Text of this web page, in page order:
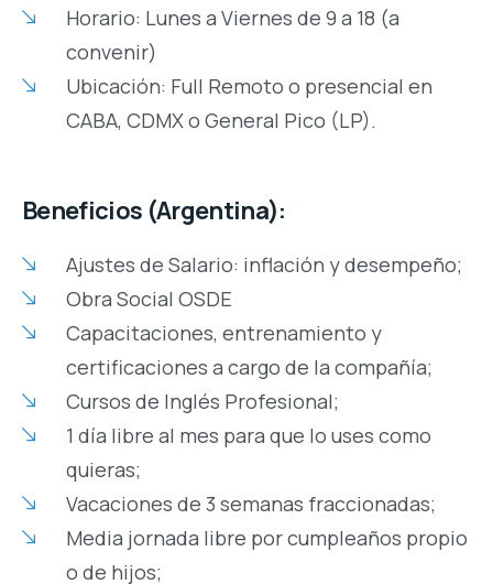
Horario: Lunes a Viernes de 9 a 18 (a
convenir)
Ubicación: Full Remoto o presencial en
CABA, CDMX o General Pico (LP).
Beneficios (Argentina):
Ajustes de Salario: inflación y desempeño;
Obra Social OSDE
Capacitaciones, entrenamiento y
certificaciones a cargo de la compañía;
Cursos de Inglés Profesional;
1 día libre al mes para que lo uses como
quieras;
Vacaciones de 3 semanas fraccionadas;
Media jornada libre por cumpleaños propio
o de hijos;